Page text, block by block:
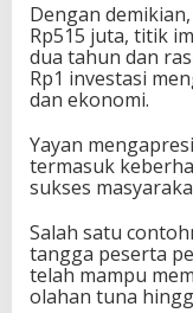
Dengan
Rp515 juta, titik
dua tahun dan
Rp1 investasi
dan ekonomi.
Yayan
termasuk
sukses
Salah satu
tangga peserta
telah mampu
olahan tuna